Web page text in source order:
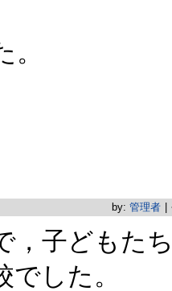
by: 管理者
，子どもた
した。